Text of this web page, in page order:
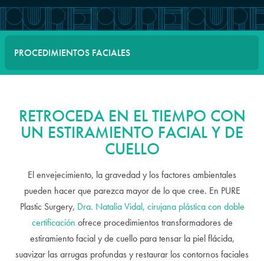
PROCEDIMIENTOS FACIALES
RETROCEDA EN EL TIEMPO CON
UN ESTIRAMIENTO FACIAL Y DE
CUELLO
El envejecimiento, la gravedad y los factores ambientales
pueden hacer que parezca mayor de lo que cree. En PURE
Plastic Surgery, Dra. Natalia Vidal, cirujana plástica con doble
certificación ofrece procedimientos transformadores de
estiramiento facial y de cuello para tensar la piel flácida,
suavizar las arrugas profundas y restaurar los contornos faciales